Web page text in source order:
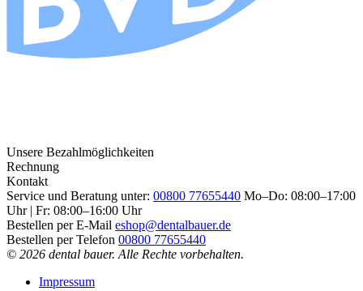
Unsere Bezahlmöglichkeiten
Rechnung
Kontakt
Service und Beratung unter: 00800 77655440 Mo–Do: 08:00–17:00
Uhr | Fr: 08:00–16:00 Uhr
Bestellen per E-Mail eshop@dentalbauer.de
Bestellen per Telefon 00800 77655440
© 2026 dental bauer. Alle Rechte vorbehalten.
Impressum